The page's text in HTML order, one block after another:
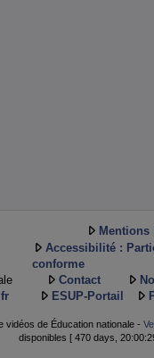
Mentions
Accessibilité :
conforme
Contact
ESUP-Portail
vidéos de Éducation nationale -
disponibles [ 470 days,